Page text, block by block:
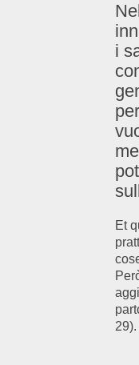
i
Et
29).